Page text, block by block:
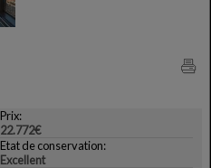
Prix:
22.772€
Etat de conservation:
Excellent